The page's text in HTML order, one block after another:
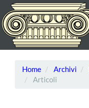
Navigazione
principale
Contenuto
principale
Barra
Home Archivi
Articoli